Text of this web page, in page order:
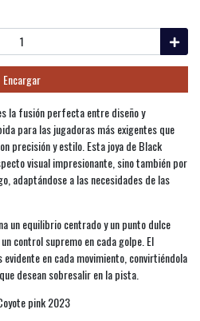
Encargar
la fusión perfecta entre diseño y
para las jugadoras más exigentes que
precisión y estilo. Esta joya de Black
visual impresionante, sino también por
adaptándose a las necesidades de las
un equilibrio centrado y un punto dulce
control supremo en cada golpe. El
en cada movimiento, convirtiéndola
desean sobresalir en la pista.
pink 2023